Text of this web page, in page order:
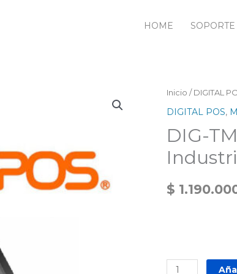
HOME SOPORTE
Inicio / DIGITAL
DIGITAL POS,
DIG-
$
DIG-
TM185
Tactil
18.5"
con